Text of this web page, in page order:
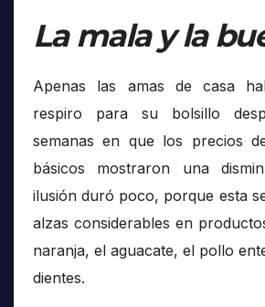
La mala y la
Apenas las amas de casa
respiro para su bolsillo
semanas en que los precios
básicos mostraron una
ilusión duró poco, porque esta
alzas considerables en
naranja, el aguacate, el pollo
dientes.